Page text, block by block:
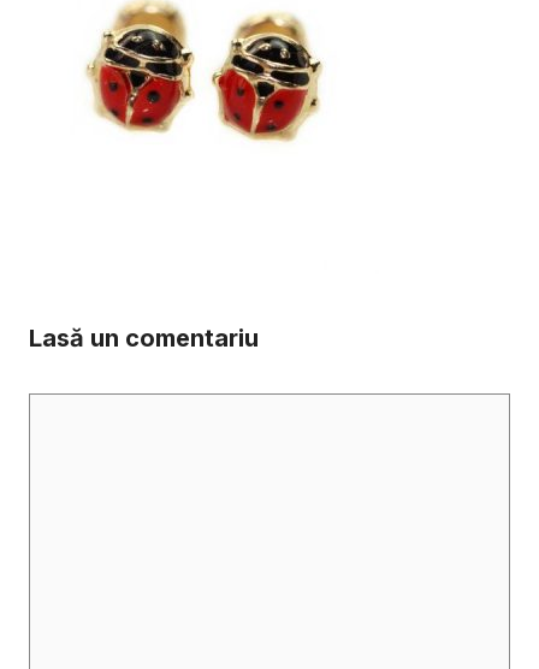
Lasă un comentariu